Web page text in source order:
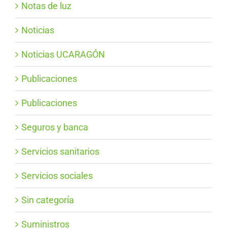
Notas de luz
Noticias
Noticias UCARAGÓN
Publicaciones
Publicaciones
Seguros y banca
Servicios sanitarios
Servicios sociales
Sin categoría
Suministros